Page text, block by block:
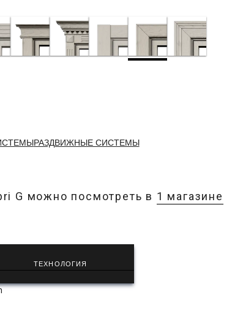
РАЗДВИЖНЫЕ СИСТЕМЫ
G можно посмотреть в 1 магазине
ТЕХНОЛОГИЯ